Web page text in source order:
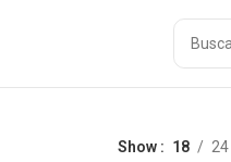
Show 18 24